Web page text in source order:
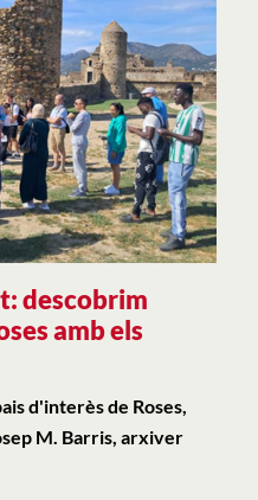
descobrim
amb els
d'interès de Roses,
M. Barris, arxiver